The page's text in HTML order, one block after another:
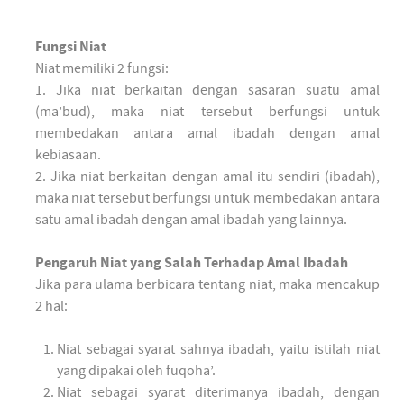
Fungsi Niat
Niat memiliki 2 fungsi:
1. Jika niat berkaitan dengan sasaran suatu amal
(ma’bud), maka niat tersebut berfungsi untuk
membedakan antara amal ibadah dengan amal
kebiasaan.
2. Jika niat berkaitan dengan amal itu sendiri (ibadah),
maka niat tersebut berfungsi untuk membedakan antara
satu amal ibadah dengan amal ibadah yang lainnya.
Pengaruh Niat yang Salah Terhadap Amal Ibadah
Jika para ulama berbicara tentang niat, maka mencakup
2 hal:
Niat sebagai syarat sahnya ibadah, yaitu istilah niat
yang dipakai oleh fuqoha’.
Niat sebagai syarat diterimanya ibadah, dengan